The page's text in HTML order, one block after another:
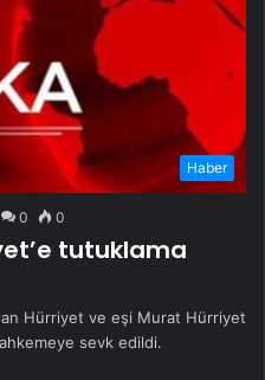
Haber
0 0
tutuklama
Hürriyet ve eşi Murat Hürriyet
sevk edildi.